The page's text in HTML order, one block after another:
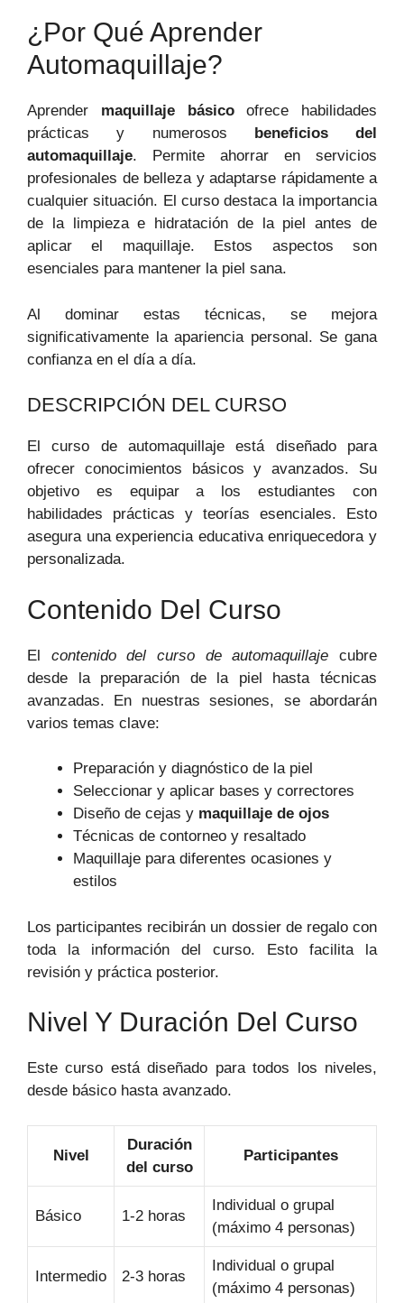
¿Por Qué Aprender
Automaquillaje?
Aprender maquillaje básicoofrece habilidades
prácticas y numerosos
beneficios del
automaquillaje. Permite ahorrar en servicios
profesionales de belleza y adaptarse rápidamente a
cualquier situación. El curso destaca la importancia
de la limpieza e hidratación de la piel antes de
aplicar el maquillaje. Estos aspectos son
esenciales para mantener la piel sana.
Al dominar estas técnicas, se mejora
significativamente la apariencia personal. Se gana
confianza en el día a día.
DESCRIPCIÓN DEL CURSO
El curso de automaquillaje está diseñado para
ofrecer conocimientos básicos y avanzados. Su
objetivo es equipar a los estudiantes con
habilidades prácticas y teorías esenciales. Esto
asegura una experiencia educativa enriquecedora y
personalizada.
Contenido Del Curso
El contenido del curso de automaquillaje cubre
desde la preparación de la piel hasta técnicas
avanzadas. En nuestras sesiones, se abordarán
varios temas clave:
Preparación y diagnóstico de la piel
Seleccionar y aplicar bases y correctores
Diseño de cejas y maquillaje de ojos
Técnicas de contorneo y resaltado
Maquillaje para diferentes ocasiones y
estilos
Los participantes recibirán un dossier de regalo con
toda la información del curso. Esto facilita la
revisión y práctica posterior.
Nivel Y Duración Del Curso
Este curso está diseñado para todos los niveles,
desde básico hasta avanzado.
Nivel
Duración
del curso
Participantes
Básico 1-2 horas
Individual o grupal
(máximo 4 personas)
Intermedio 2-3 horas
Individual o grupal
(máximo 4 personas)